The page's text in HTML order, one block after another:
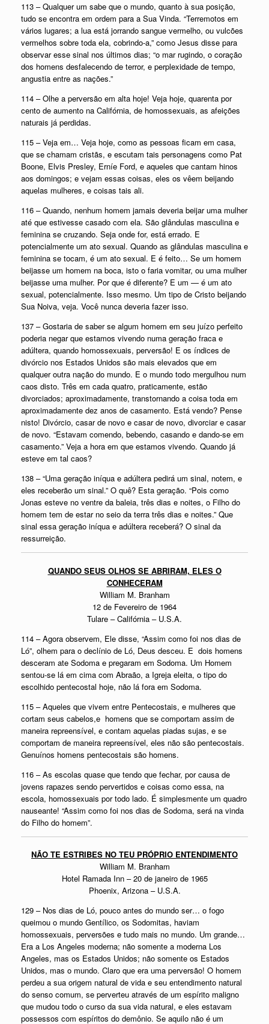
113 – Qualquer um sabe que o mundo, quanto à sua posição,
tudo se encontra em ordem para a Sua Vinda. “Terremotos em
vários lugares; a lua está jorrando sangue vermelho, ou vulcões
vermelhos sobre toda ela, cobrindo-a,” como Jesus disse para
observar esse sinal nos últimos dias; “o mar rugindo, o coração
dos homens desfalecendo de terror, e perplexidade de tempo,
angustia entre as nações.”
114 – Olhe a perversão em alta hoje! Veja hoje, quarenta por
cento de aumento na Califórnia, de homossexuais, as afeições
naturais já perdidas.
115 – Veja em… Veja hoje, como as pessoas ficam em casa,
que se chamam cristãs, e escutam tais personagens como Pat
Boone, Elvis Presley, Erníe Ford, e aqueles que cantam hinos
aos domingos; e vejam essas coisas, eles os vêem beijando
aquelas mulheres, e coisas tais ali.
116 – Quando, nenhum homem jamais deveria beijar uma mulher
até que estivesse casado com ela. São glândulas masculina e
feminina se cruzando. Seja onde for, está errado. E
potencialmente um ato sexual. Quando as glândulas masculina e
feminina se tocam, é um ato sexual. E é feito… Se um homem
beijasse um homem na boca, isto o faria vomitar, ou uma mulher
beijasse uma mulher. Por que é diferente? E um — é um ato
sexual, potencialmente. Isso mesmo. Um tipo de Cristo beijando
Sua Noiva, veja. Você nunca deveria fazer isso.
137 – Gostaria de saber se algum homem em seu juízo perfeito
poderia negar que estamos vivendo numa geração fraca e
adúltera, quando homossexuais, perversão! E os índices de
divórcio nos Estados Unidos são mais elevados que em
qualquer outra nação do mundo. E o mundo todo mergulhou num
caos disto. Três em cada quatro, praticamente, estão
divorciados; aproximadamente, transtornando a coisa toda em
aproximadamente dez anos de casamento. Está vendo? Pense
nisto! Divórcio, casar de novo e casar de novo, divorciar e casar
de novo. “Estavam comendo, bebendo, casando e dando-se em
casamento.” Veja a hora em que estamos vivendo. Quando já
esteve em tal caos?
138 – “Uma geração iníqua e adúltera pedirá um sinal, notem, e
eles receberão um sinal.” O quê? Esta geração. “Pois como
Jonas esteve no ventre da baleia, três dias e noites, o Filho do
homem tem de estar no seio da terra três dias e noites.” Que
sinal essa geração iníqua e adúltera receberá? O sinal da
ressurreição.
QUANDO SEUS OLHOS SE ABRIRAM, ELES O
CONHECERAM
William M. Branham
12 de Fevereiro de 1964
Tulare – Califórnia – U.S.A.
114 – Agora observem, Ele disse, “Assim como foi nos dias de
Ló”, olhem para o declínio de Ló, Deus desceu. E dois homens
desceram ate Sodoma e pregaram em Sodoma. Um Homem
sentou-se lá em cima com Abraão, a Igreja eleita, o tipo do
escolhido pentecostal hoje, não lá fora em Sodoma.
115 – Aqueles que vivem entre Pentecostais, e mulheres que
cortam seus cabelos,e homens que se comportam assim de
maneira repreensível, e contam aquelas piadas sujas, e se
comportam de maneira repreensível, eles não são pentecostais.
Genuínos homens pentecostais são homens.
116 – As escolas quase que tendo que fechar, por causa de
jovens rapazes sendo pervertidos e coisas como essa, na
escola, homossexuais por todo lado. É simplesmente um quadro
nauseante! “Assim como foi nos dias de Sodoma, será na vinda
do Filho do homem”.
NÃO TE ESTRIBES NO TEU PRÓPRIO ENTENDIMENTO
William M. Branham
Hotel Ramada Inn – 20 de janeiro de 1965
Phoenix, Arizona – U.S.A.
129 – Nos dias de Ló, pouco antes do mundo ser… o fogo
queimou o mundo Gentílico, os Sodomitas, haviam
homossexuais, perversões e tudo mais no mundo. Um grande…
Era a Los Angeles moderna; não somente a moderna Los
Angeles, mas os Estados Unidos; não somente os Estados
Unidos, mas o mundo. Claro que era uma perversão! O homem
perdeu a sua origem natural de vida e seu entendimento natural
do senso comum, se perverteu através de um espírito maligno
que mudou todo o curso da sua vida natural, e eles estavam
possessos com espíritos do demônio. Se aquilo não é um